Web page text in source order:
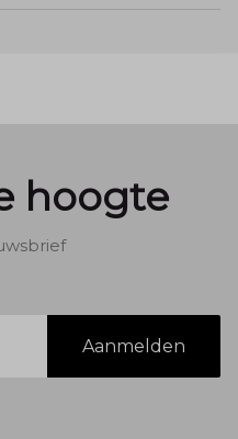
hoogte
Aanmelden